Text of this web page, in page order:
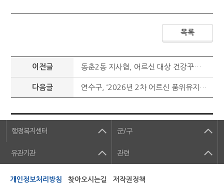
목록
이전글 동춘2동 지사협, 어르신 대상 건강꾸러미 사업 추진
다음글 연수구, ‘2026년 2차 어르신 품위유지비’ 지원 추진
행정복지센터 군/구
유관기관 관련
개인정보처리방침 찾아오시는길 저작권정책